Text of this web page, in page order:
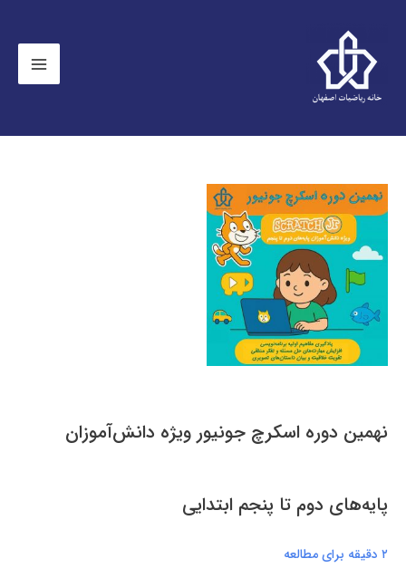
نهمین دوره اسکرچ جونیور ویژه دانش‌آموزان
پایه‌های دوم تا پنجم ابتدایی
۲ دقیقه برای مطالعه